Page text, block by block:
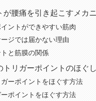
が腰痛を引き起こすメカ
ントができやすい筋肉
ジでは届かない理由
と筋膜の関係
トリガーポイントのほぐ
ーポイントをほぐす方法
ポイントをほぐす方法